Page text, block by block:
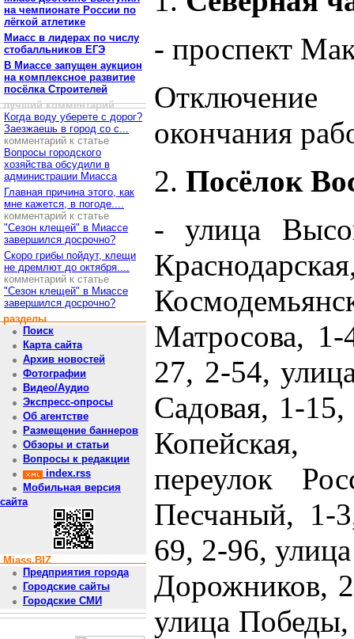
на чемпионате России по
лёгкой атлетике
Миасс в лидерах по числу
стобалльников ЕГЭ
В Миассе запущен аукцион
на комплексное развитие
посёлка Строителей
лучший комментарий
Когда воду уберете с дорог?
Заезжаешь в город со с...
комментарий к статье
Вопросы городского
хозяйства обсудили в
администрации Миасса
Главная причина этого, как
мне кажется, в погоде....
комментарий к статье
"Сезон клещей" в Миассе
завершился досрочно?
Скоро грибы пойдут, клещи
не дремлют до октября....
комментарий к статье
"Сезон клещей" в Миассе
завершился досрочно?
разделы
Поиск
Карта сайта
Архив новостей
Фотографии
Видео/Аудио
Экспресс-опросы
Об агентстве
Размещение баннеров
Обзоры и статьи
Вопросы к редакции
index.rss
Мобильная версия
сайта
Miass.BIZ
Предприятия города
Городские сайты
Городские СМИ
- проспект
окончания
2. Посёлок
- улица
Матросова,
27, 2-54,
Садовая, 1-
Копейская,
переулок
Песчаный, 1-
69, 2-96,
Дорожников,
улица